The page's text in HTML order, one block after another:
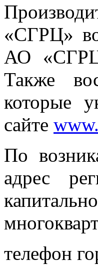
«СГРЦ»
АО
Также
которые
сайте
По
адрес
телефон